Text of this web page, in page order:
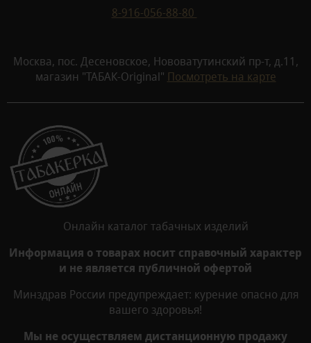
8-916-056-88-80
Москва, пос. Десеновское, Нововатутинский пр-т, д.11,
магазин "ТАБАК-Original" Посмотреть на карте
Онлайн каталог табачных изделий
Информация о товарах носит справочный характер
и не является публичной офертой
Минздрав России предупреждает: курение опасно для
вашего здоровья!
Мы не осуществляем дистанционную продажу